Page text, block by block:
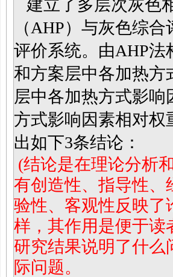
建立了多层次灰色
（AHP）与灰色综
评价系统。由AHP
和方案层中各加热方
层中各加热方式影
方式影响因素相对
出如下3条结论：
(结论是在理论分析
有创造性、指导性、
验性、客观性反映了
样，其作用是便于读
研究结果说明了什么
际问题。